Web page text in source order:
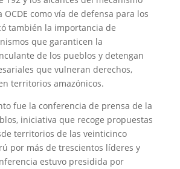
como vía de defensa para los
también la importancia de
que garanticen la
de los pueblos y detengan
que vulneran derechos,
territorios amazónicos.
fue la conferencia de prensa de la
iniciativa que recoge propuestas
territorios de las veinticinco
por más de trescientos líderes y
estuvo presidida por